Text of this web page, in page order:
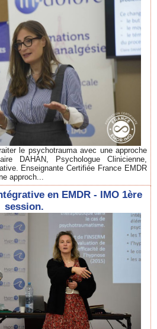
le psychotrauma avec une approche
DAHAN, Psychologue Clinicienne,
Enseignante Certifiée France EMDR
approch...
en EMDR - IMO 1ère
session.